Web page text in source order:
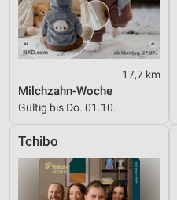
17,7 km
Milchzahn-Woche
Gültig bis Do. 01.10.
Tchibo